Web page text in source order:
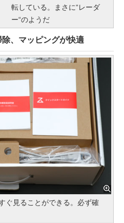
転している。まさに“レーダ
ー“のようだ
、マッピングが快適
ぐ見ることができる。必ず確